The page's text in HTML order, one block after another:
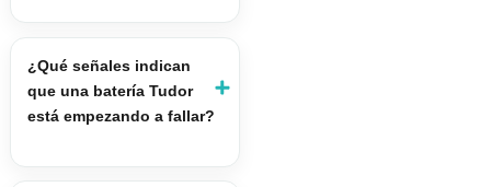
¿Qué señales indican
que una batería Tudor
está empezando a fallar?